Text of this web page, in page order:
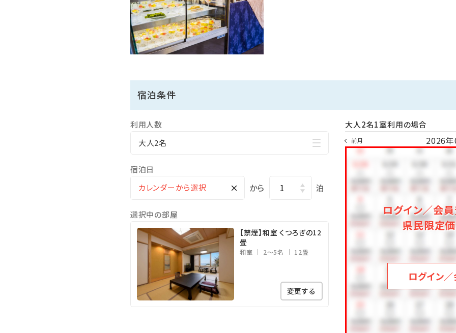
最新の映画も無料で見放題♪
※ご夕食付きプランをご予約のお客様は18時迄にチェックインが必要です。
※18時を過ぎる場合はお食事の提供が出来かねます。
※0歳以上のお子様につきましては、館内使用料を1,650円頂戴いたします。
宿泊条件
利用人数
大人2名
宿泊日
× から 泊
選択中の部屋
【禁煙】和室 くつろぎの12
畳
和室 2～5名 12畳
変更する
大人2名1室利用の場合
前月 2026
ログイン／会員
県民限定
ログイン